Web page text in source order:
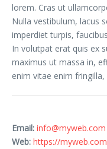
lorem. Cras ut
Nulla vestibulum, lacus
imperdiet turpis,
In volutpat erat quis ex
maximus ut massa in,
enim vitae enim
Email: info@myweb.com
Web: https://myweb.com